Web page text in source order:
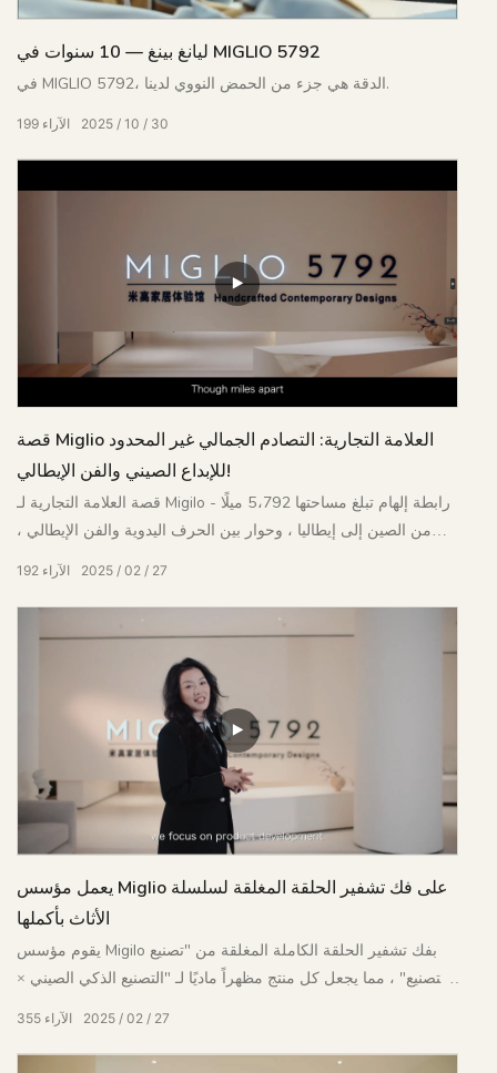
ليانغ بينغ — 10 سنوات في MIGLIO 5792
في MIGLIO 5792، الدقة هي جزء من الحمض النووي لدينا.
2025 10 30
199 الآراء
قصة Miglio العلامة التجارية: التصادم الجمالي غير المحدود
للإبداع الصيني والفن الإيطالي!
قصة العلامة التجارية لـ Migilo - رابطة إلهام تبلغ مساحتها 5،792 ميلًا
من الصين إلى إيطاليا ، وحوار بين الحرف اليدوية والفن الإيطالي ،
ومقترح جديد للأثاث المنزلي المتمثل
2025 02 27
192 الآراء
يعمل مؤسس Miglio على فك تشفير الحلقة المغلقة لسلسلة
الأثاث بأكملها
يقوم مؤسس Migilo بفك تشفير الحلقة الكاملة المغلقة من "تصنيع
التصنيع" ، مما يجعل كل منتج مظهراً ماديًا لـ "التصنيع الذكي الصيني ×
2025 02 27
355 الآراء